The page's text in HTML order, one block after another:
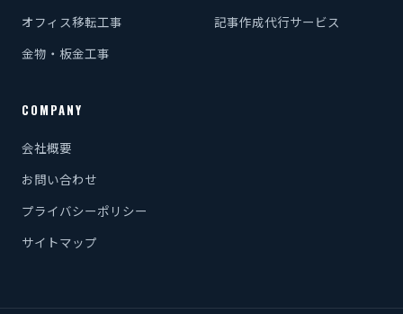
オフィス移転工事
金物・板金工事
記事作成代行サービス
COMPANY
会社概要
お問い合わせ
プライバシーポリシー
サイトマップ